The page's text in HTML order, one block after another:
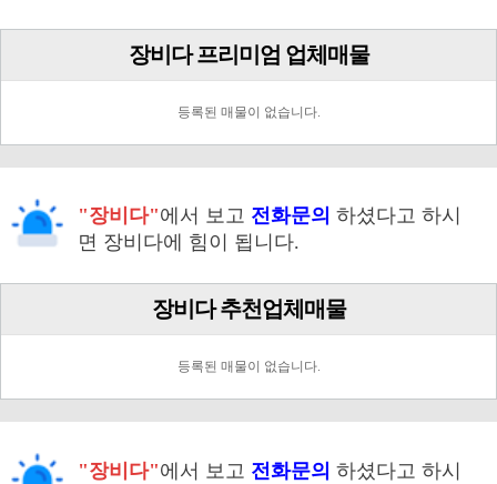
장비다 프리미엄 업체매물
등록된 매물이 없습니다.
"장비다"에서 보고 전화문의 하셨다고 하시
면 장비다에 힘이 됩니다.
장비다 추천업체매물
등록된 매물이 없습니다.
"장비다"에서 보고 전화문의 하셨다고 하시